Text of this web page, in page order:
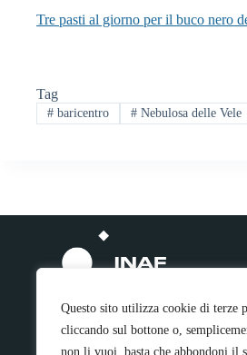
Questo sito utilizza cookie di terze
cliccando sul bottone o,
non li vuoi, basta che abbondoni il
Tre pasti al giorno per il buco nero
Tag
#baricentro #Nebulosa delle Vele